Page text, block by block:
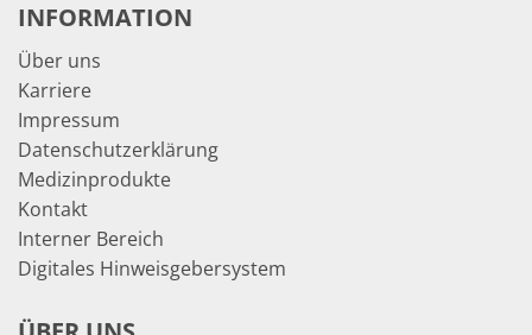
INFORMATION
Über uns
Karriere
Impressum
Datenschutzerklärung
Medizinprodukte
Kontakt
Interner Bereich
Digitales Hinweisgebersystem